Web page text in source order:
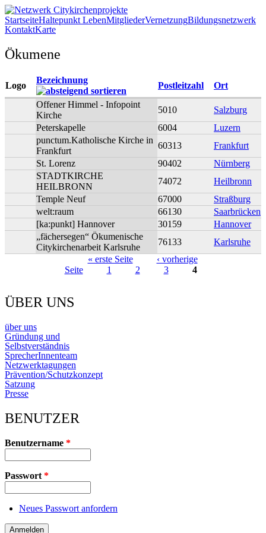
Direkt zum Inhalt
Netzwerk
Citykirchenprojekte
StartseiteHaltepunkt LebenMitgliederVernetzungBildungsnetzwerk
KontaktKarte
Ökumene
Logo
Bezeichnung
Postleitzahl
Ort
Offener Himmel - Infopoint
Kirche
5010
Salzburg
Peterskapelle
6004
Luzern
punctum.Katholische Kirche in
Frankfurt
60313
Frankfurt
St. Lorenz
90402
Nürnberg
STADTKIRCHE
HEILBRONN
74072
Heilbronn
Temple Neuf
67000
Straßburg
welt:raum
66130
Saarbrücken
[ka:punkt] Hannover
30159
Hannover
„fächersegen“ Ökumenische
Citykirchenarbeit Karlsruhe
76133 Karlsruhe
« erste Seite
‹ vorherige
Seite
1 2 3 4
ÜBER UNS
über uns
Gründung und
Selbstverständnis
SprecherInnenteam
Netzwerktagungen
Prävention/Schutzkonzept
Satzung
Presse
BENUTZER
Benutzername *
Passwort*
Neues Passwort anfordern